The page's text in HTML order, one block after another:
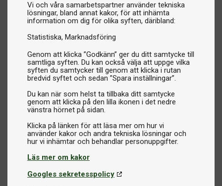
Vi och våra samarbetspartner använder tekniska
lösningar, bland annat kakor, för att inhämta
information om dig för olika syften, däribland:
Statistiska Marknadsföring
Genom att klicka ”Godkänn” ger du ditt samtycke till
samtliga syften. Du kan också välja att uppge vilka
syften du samtycker till genom att klicka i rutan
bredvid syftet och sedan ”Spara inställningar”.
Du kan när som helst ta tillbaka ditt samtycke
genom att klicka på den lilla ikonen i det nedre
vänstra hörnet på sidan.
Klicka på länken för att läsa mer om hur vi
använder kakor och andra tekniska lösningar och
Läs mer om kakor
Googles sekretesspolicy